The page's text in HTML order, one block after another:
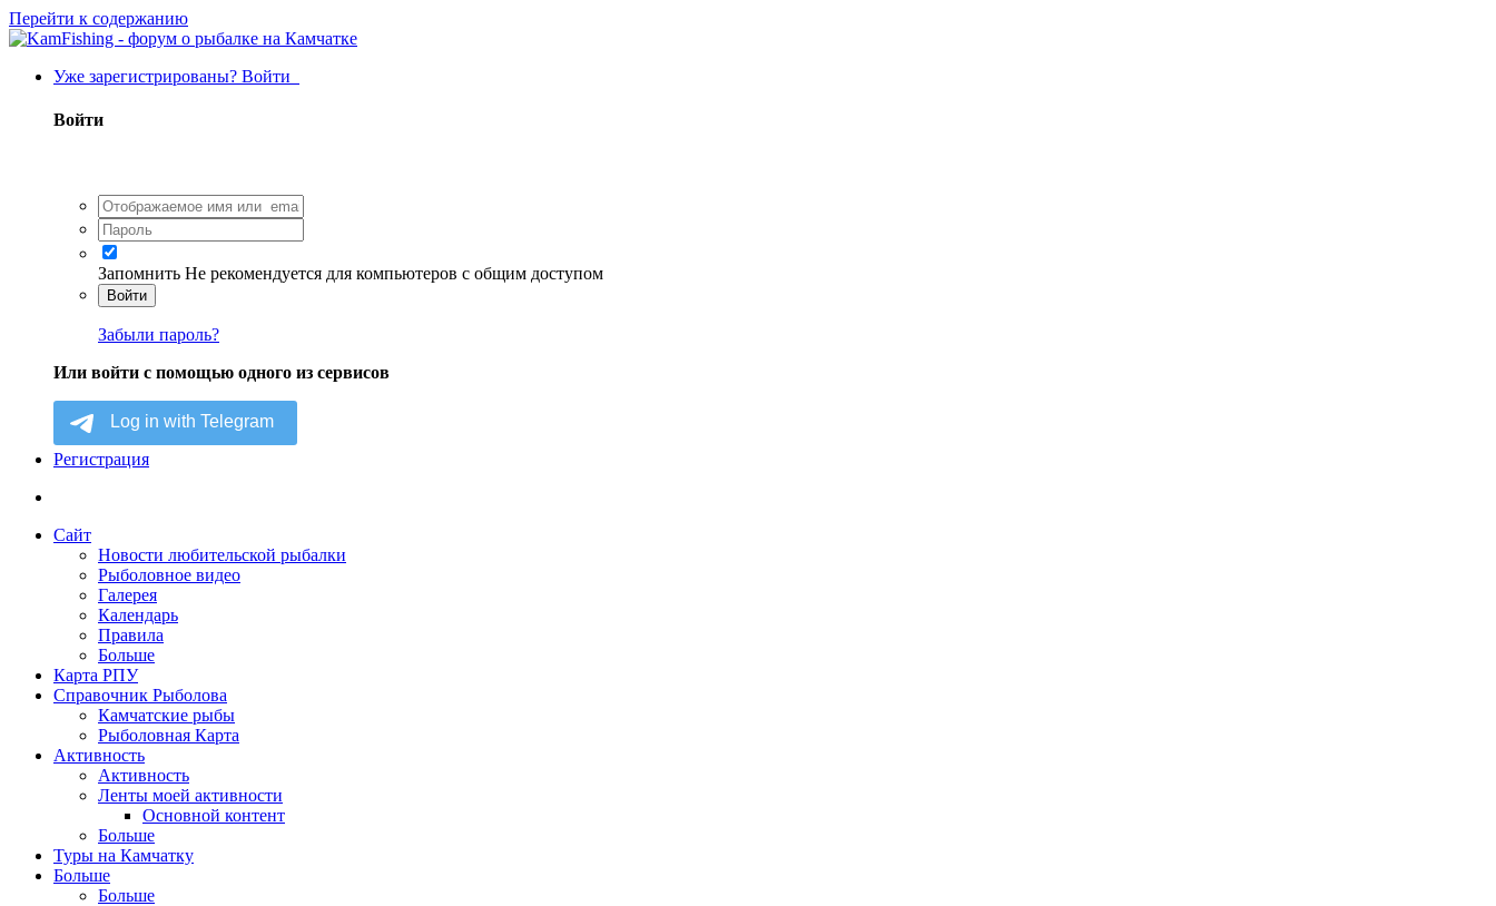
Перейти к содержанию
Уже зарегистрированы? Войти
Войти
Запомнить Не рекомендуется для компьютеров с общим доступом
Войти
Забыли пароль?
Или войти с помощью одного из сервисов
Регистрация
Сайт
Новости любительской рыбалки
Рыболовное видео
Галерея
Календарь
Правила
Больше
Карта РПУ
Справочник Рыболова
Камчатские рыбы
Рыболовная Карта
Активность
Активность
Ленты моей активности
Основной контент
Больше
Туры на Камчатку
Больше
Больше